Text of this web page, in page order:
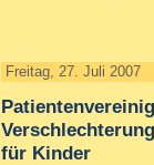
Freitag, 27. Juli 2007
für Kinder